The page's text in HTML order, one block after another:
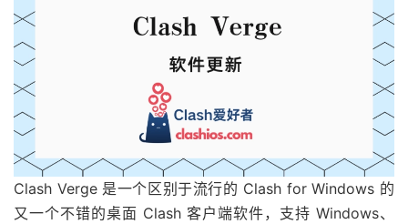
Clash Verge 是一个区别于流行的 Clash for Windows 的
又一个不错的桌面 Clash 客户端软件，支持 Windows、